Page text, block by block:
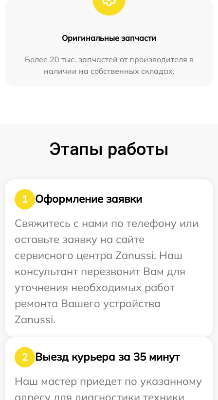
Оригинальные запчасти
Более 20 тыс. запчастей от производителя в
наличии на собственных складах.
Этапы работы
1
Оформление заявки
Свяжитесь с нами по телефону или
оставьте заявку на сайте
сервисного центра Zanussi. Наш
консультант перезвонит Вам для
уточнения необходимых работ
ремонта Вашего устройства
Zanussi.
2
Выезд курьера за 35 минут
Наш мастер приедет по указанному
адресу для диагностики техники